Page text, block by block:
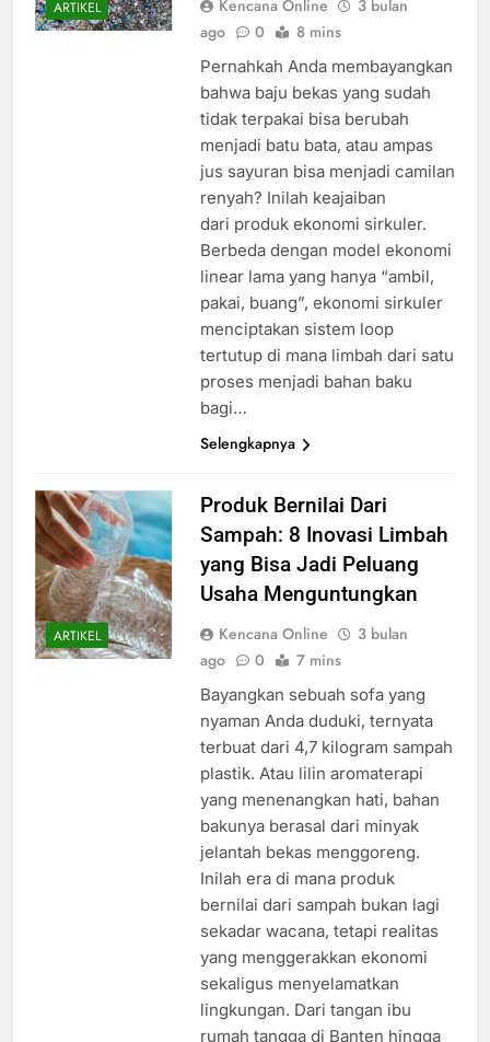
ARTIKEL Kencana Online
3 bulan
ago
0 8 mins
Pernahkah Anda membayangkan
bahwa baju bekas yang sudah
tidak terpakai bisa berubah
menjadi batu bata, atau ampas
jus sayuran bisa menjadi camilan
renyah? Inilah keajaiban
dari produk ekonomi sirkuler.
Berbeda dengan model ekonomi
linear lama yang hanya “ambil,
pakai, buang”, ekonomi sirkuler
menciptakan sistem loop
tertutup di mana limbah dari satu
proses menjadi bahan baku
bagi…
Selengkapnya
ARTIKEL
Produk Bernilai Dari
Sampah: 8 Inovasi Limbah
yang Bisa Jadi Peluang
Usaha Menguntungkan
Kencana Online
3 bulan
ago
0 7 mins
Bayangkan sebuah sofa yang
nyaman Anda duduki, ternyata
terbuat dari 4,7 kilogram sampah
plastik. Atau lilin aromaterapi
yang menenangkan hati, bahan
bakunya berasal dari minyak
jelantah bekas menggoreng.
Inilah era di mana produk
bernilai dari sampah bukan lagi
sekadar wacana, tetapi realitas
yang menggerakkan ekonomi
sekaligus menyelamatkan
lingkungan. Dari tangan ibu
rumah tangga di Banten hingga